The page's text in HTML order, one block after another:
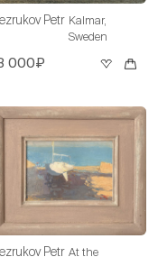
Petr Kalmar,
Sweden
000₽
Petr At the